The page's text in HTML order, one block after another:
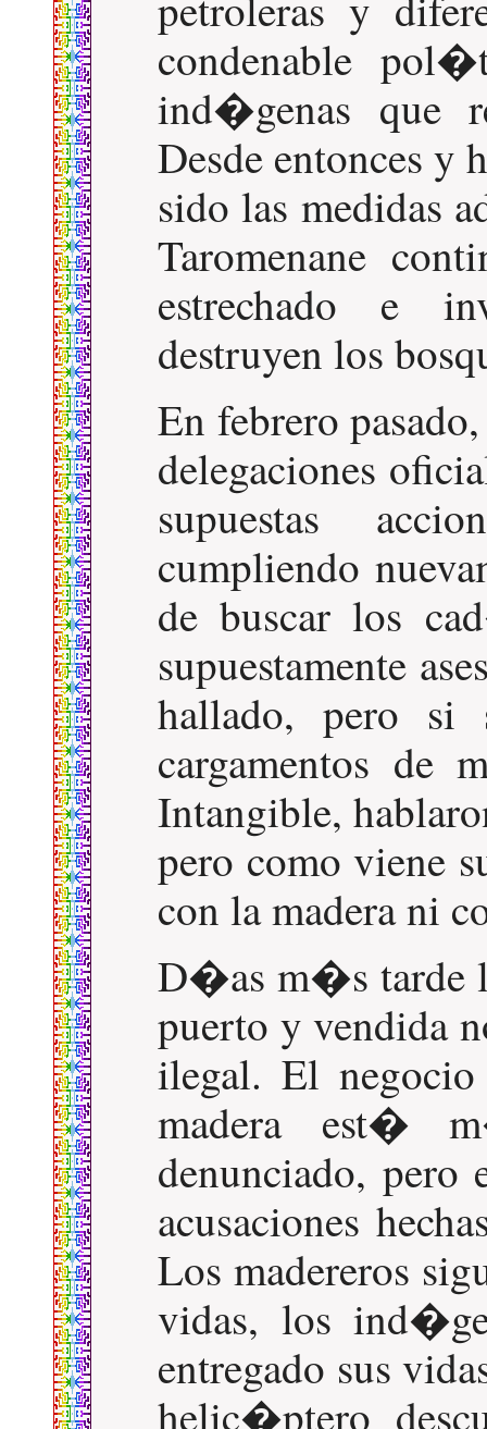
condenable
ind�genas que
Desde entonces y
sido las medidas
Taromenane
estrechado e
destruyen los
En febrero
delegaciones
supuestas
cumpliendo
de buscar los
supuestamente
hallado, pero si
cargamentos de
Intangible,
pero como viene
con la madera ni
D�as m�s tarde
puerto y vendida
ilegal. El
madera est�
denunciado, pero
acusaciones
Los madereros
vidas, los
entregado sus
helic�ptero